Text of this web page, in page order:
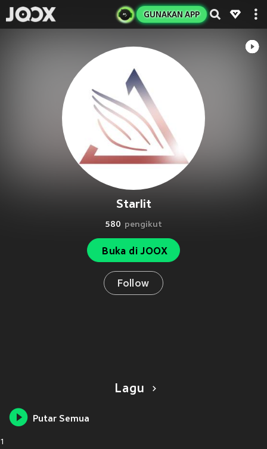
GUNAKAN APP
Starlit
580 pengikut
Buka di JOOX
Follow
Lagu
Putar Semua
1